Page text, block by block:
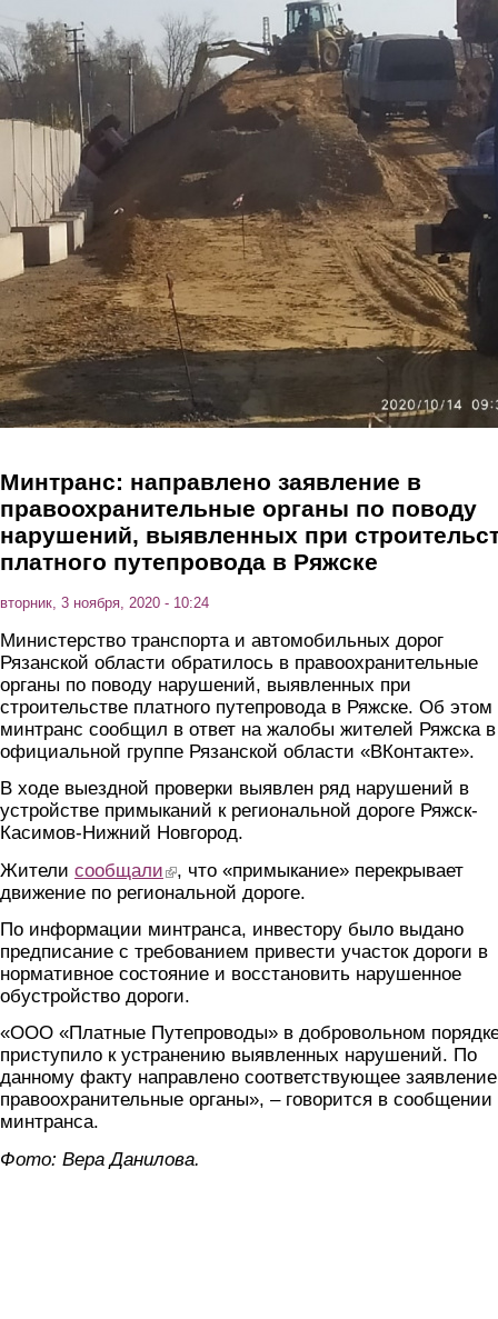
Перейти к основному содержанию
Минтранс: направлено заявление в
правоохранительные органы по поводу
нарушений, выявленных при
платного путепровода в Ряжске
вторник, 3 ноября, 2020 - 10:24
Министерство транспорта и автомобильных дорог
Рязанской области обратилось в правоохранительные
органы по поводу нарушений, выявленных при
строительстве платного путепровода в Ряжске. Об этом
минтранс сообщил в ответ на жалобы жителей Ряжска в
официальной группе Рязанской области «ВКонтакте».
В ходе выездной проверки выявлен ряд нарушений в
устройстве примыканий к региональной дороге Ряжск-
Касимов-Нижний Новгород.
Жители сообщали (link is external)
, что «примыкание» перекрывает
движение по региональной дороге.
По информации минтранса, инвестору было выдано
предписание с требованием привести участок дороги в
нормативное состояние и восстановить нарушенное
обустройство дороги.
«ООО «Платные Путепроводы» в добровольном
приступило к устранению выявленных нарушений. По
данному факту направлено соответствующее
правоохранительные органы», – говорится в сообщении
минтранса.
Фото: Вера Данилова.